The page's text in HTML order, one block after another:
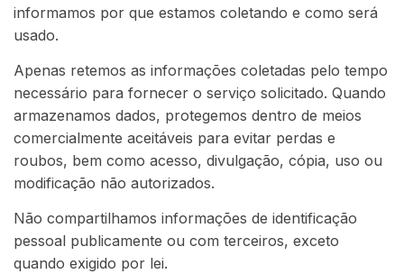
informamos por que estamos coletando e como será
usado.
Apenas retemos as informações coletadas pelo tempo
necessário para fornecer o serviço solicitado. Quando
armazenamos dados, protegemos dentro de meios
comercialmente aceitáveis para evitar perdas e
roubos, bem como acesso, divulgação, cópia, uso ou
modificação não autorizados.
Não compartilhamos informações de identificação
pessoal publicamente ou com terceiros, exceto
quando exigido por lei.